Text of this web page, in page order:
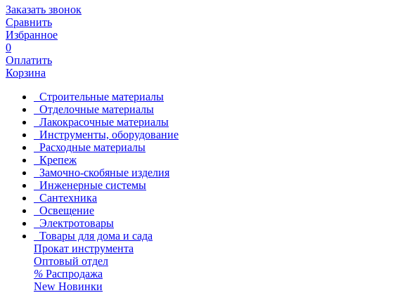
Заказать звонок
Сравнить
Избранное
0
Оплатить
Корзина
Строительные материалы
Отделочные материалы
Лакокрасочные материалы
Инструменты, оборудование
Расходные материалы
Крепеж
Замочно-скобяные изделия
Инженерные системы
Сантехника
Освещение
Электротовары
Товары для дома и сада
Прокат инструмента
Оптовый отдел
% Распродажа
New Новинки